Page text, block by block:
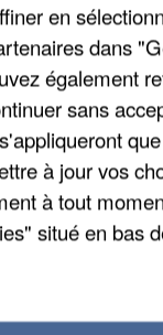
emportée
à cinq
en
dans
également
sans
à jour vos
à tout
situé en bas